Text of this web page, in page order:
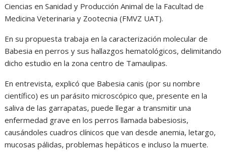
Ciencias en Sanidad y Producción Animal de la Facultad de
Medicina Veterinaria y Zootecnia (FMVZ UAT).
En su propuesta trabaja en la caracterización molecular de
Babesia en perros y sus hallazgos hematológicos, delimitando
dicho estudio en la zona centro de Tamaulipas.
En entrevista, explicó que Babesia canis (por su nombre
científico) es un parásito microscópico que, presente en la
saliva de las garrapatas, puede llegar a transmitir una
enfermedad grave en los perros llamada babesiosis,
causándoles cuadros clínicos que van desde anemia, letargo,
mucosas pálidas, problemas hepáticos e incluso la muerte.